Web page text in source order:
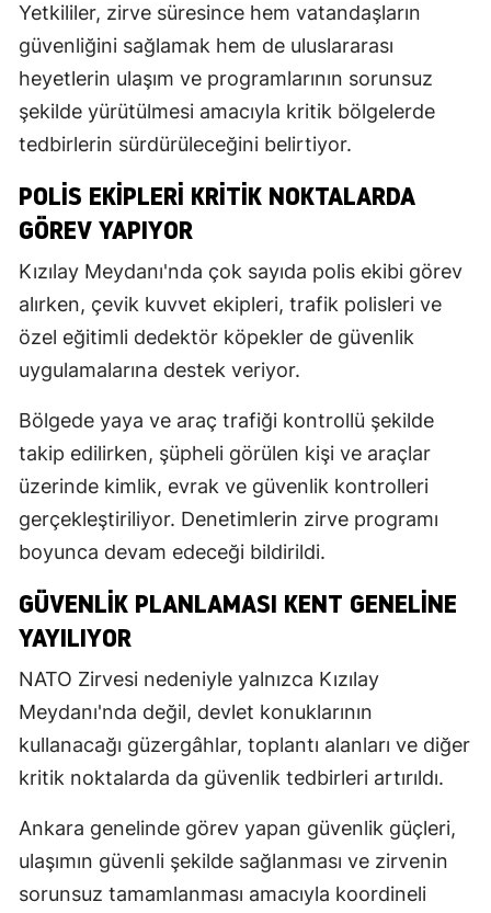
Yetkililer, zirve süresince hem vatandaşların
güvenliğini sağlamak hem de uluslararası
heyetlerin ulaşım ve programlarının sorunsuz
şekilde yürütülmesi amacıyla kritik bölgelerde
tedbirlerin sürdürüleceğini belirtiyor.
POLIS EKIPLERI KRITIK NOKTALARDA
GÖREV YAPIYOR
Kızılay Meydanı'nda çok sayıda polis ekibi görev
alırken, çevik kuvvet ekipleri, trafik polisleri ve
özel eğitimli dedektör köpekler de güvenlik
uygulamalarına destek veriyor.
Bölgede yaya ve araç trafiği kontrollü şekilde
takip edilirken, şüpheli görülen kişi ve araçlar
üzerinde kimlik, evrak ve güvenlik kontrolleri
gerçekleştiriliyor. Denetimlerin zirve programı
boyunca devam edeceği bildirildi.
GÜVENLIK PLANLAMASI KENT GENELINE
YAYILIYOR
NATO Zirvesi nedeniyle yalnızca Kızılay
Meydanı'nda değil, devlet konuklarının
kullanacağı güzergâhlar, toplantı alanları ve diğer
kritik noktalarda da güvenlik tedbirleri artırıldı.
Ankara genelinde görev yapan güvenlik güçleri,
ulaşımın güvenli şekilde sağlanması ve zirvenin
sorunsuz tamamlanması amacıyla koordineli